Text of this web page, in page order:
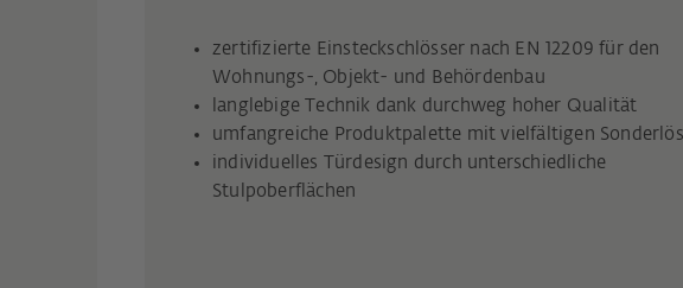
zertifizierte Einsteckschlösser nach EN 12209 für den
Wohnungs-, Objekt- und Behördenbau
langlebige Technik dank durchweg hoher Qualität
umfangreiche Produktpalette mit vielfältigen
individuelles Türdesign durch unterschiedliche
Stulpoberflächen